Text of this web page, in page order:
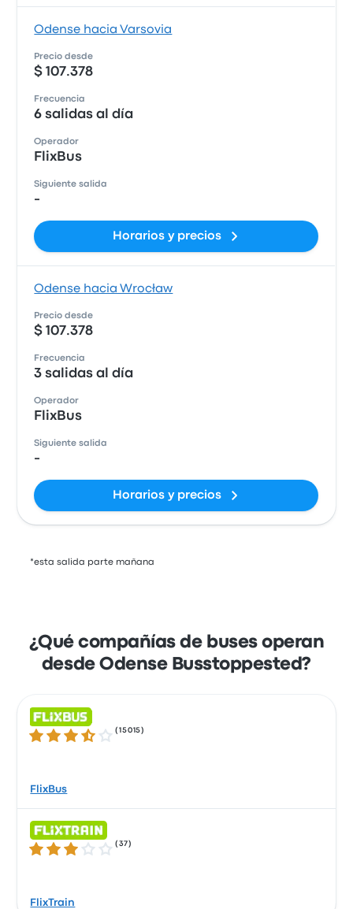
Odense hacia Varsovia
Precio desde
$ 107.378
Frecuencia
6 salidas al día
Operador
FlixBus
Siguiente salida
-
Horarios y precios
Odense hacia Wrocław
Precio desde
$ 107.378
Frecuencia
3 salidas al día
Operador
FlixBus
Siguiente salida
-
Horarios y precios
*esta salida parte mañana
¿Qué compañías de buses operan
desde Odense Busstoppested?
3.5 de 5 estrellas
(15015 )
FlixBus
3.0 de 5 estrellas
(37 )
FlixTrain